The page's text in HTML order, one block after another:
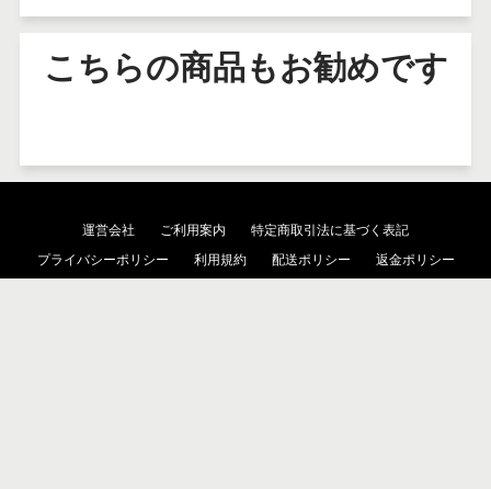
こちらの商品もお勧めです
運営会社 ご利用案内
特定商取引法に基づく表記
プライバシーポリシー
利用規約 配送ポリシー
返金ポリシー